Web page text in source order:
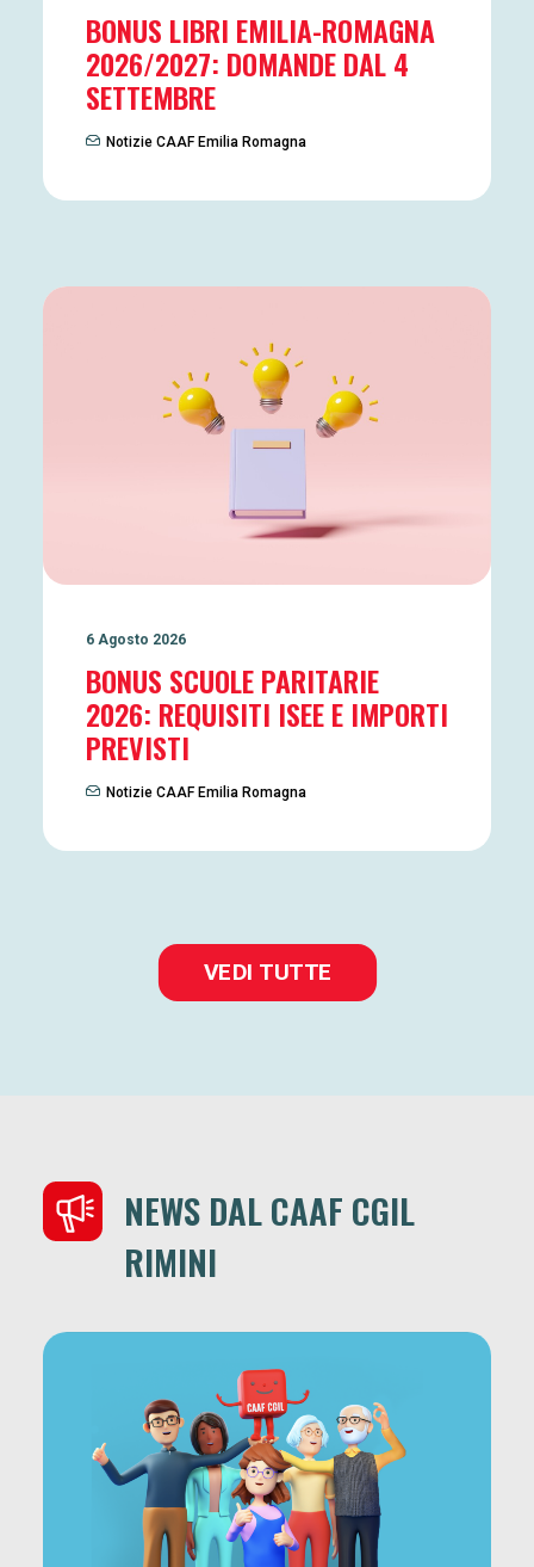
BONUS LIBRI EMILIA-ROMAGNA
2026/2027: DOMANDE DAL 4
SETTEMBRE
Notizie CAAF Emilia Romagna
6 Agosto 2026
BONUS SCUOLE PARITARIE
2026: REQUISITI ISEE E IMPORTI
PREVISTI
Notizie CAAF Emilia Romagna
VEDI TUTTE
NEWS DAL CAAF CGIL
RIMINI